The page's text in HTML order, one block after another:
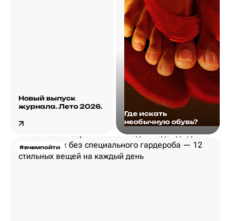
Новый выпуск
журнала. Лето 2026.
Где искать
необычную обувь?
#вчемпойти